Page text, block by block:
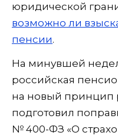
юридической
возможно ли
пенсии.
На минувшей
российская
на новый принцип
подготовил
№ 400-ФЗ «О